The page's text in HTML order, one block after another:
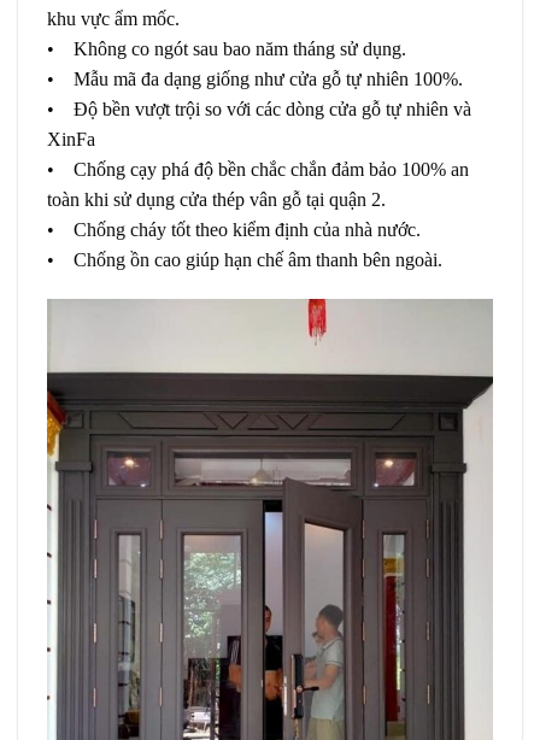
khu vực ẩm mốc.
• Không co ngót sau bao năm tháng sử dụng.
• Mẫu mã đa dạng giống như cửa gỗ tự nhiên 100%.
• Độ bền vượt trội so với các dòng cửa gỗ tự nhiên và
XinFa
• Chống cạy phá độ bền chắc chắn đảm bảo 100% an
toàn khi sử dụng cửa thép vân gỗ tại quận 2.
• Chống cháy tốt theo kiểm định của nhà nước.
• Chống ồn cao giúp hạn chế âm thanh bên ngoài.